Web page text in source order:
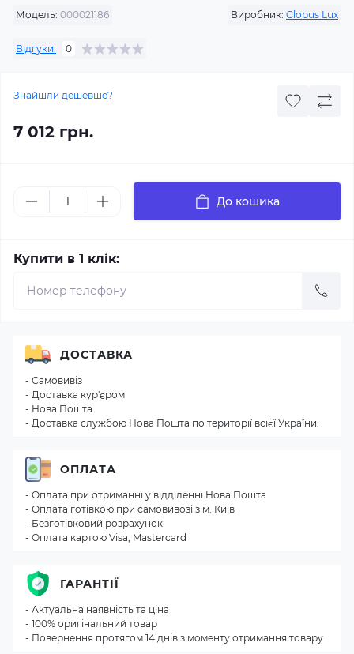
Модель: 000021186 Виробник: Globus Lux
Відгуки: 0
Знайшли дешевше?
7 012 грн.
До кошика
Купити в 1 клік:
ДОСТАВКА
- Самовивіз
- Доставка кур'єром
- Нова Пошта
- Доставка службою Нова Пошта по території всієї України.
ОПЛАТА
- Оплата при отриманні у відділенні Нова Пошта
- Оплата готівкою при самовивозі з м. Київ
- Безготівковий розрахунок
- Оплата картою Visa, Mastercard
ГАРАНТІЇ
- Актуальна наявність та ціна
- 100% оригінальний товар
- Повернення протягом 14 днів з моменту отримання товару